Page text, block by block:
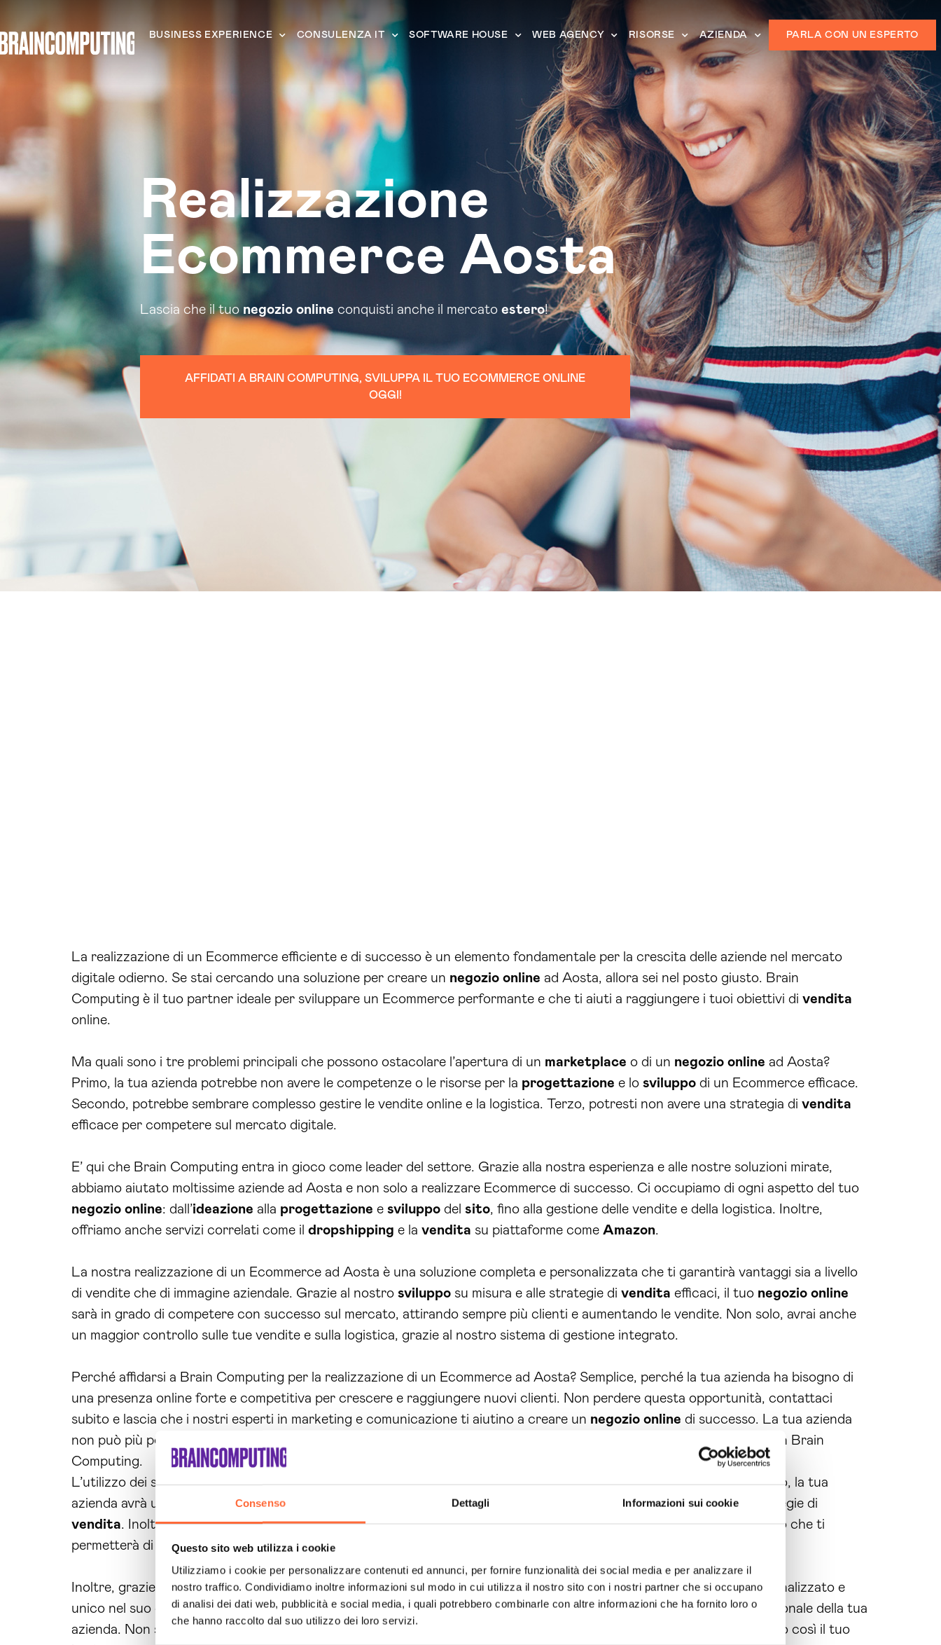
Consenso Dettagli Informazioni sui cookie
Questo sito web utilizza i cookie
Utilizziamo i cookie per personalizzare contenuti ed annunci, per fornire funzionalità dei social media e per analizzare il
nostro traffico. Condividiamo inoltre informazioni sul modo in cui utilizza il nostro sito con i nostri partner che si occupano
di analisi dei dati web, pubblicità e social media, i quali potrebbero combinarle con altre informazioni che ha fornito loro o
che hanno raccolto dal suo utilizzo dei loro servizi.
BUSINESS EXPERIENCE CONSULENZA IT SOFTWARE HOUSE WEB AGENCY RISORSE AZIENDA PARLA CON UN ESPERTO
Realizzazione
Ecommerce Aosta
Lascia che il tuo negozio online conquisti anche il mercato estero!
AFFIDATI A BRAIN COMPUTING, SVILUPPA IL TUO ECOMMERCE ONLINE
OGGI!
La realizzazione di un Ecommerce efficiente e di successo è un elemento fondamentale per la crescita delle aziende nel mercato
digitale odierno. Se stai cercando una soluzione per creare un negozio online ad Aosta, allora sei nel posto giusto. Brain
Computing è il tuo partner ideale per sviluppare un Ecommerce performante e che ti aiuti a raggiungere i tuoi obiettivi di vendita
online.
Ma quali sono i tre problemi principali che possono ostacolare l’apertura di un marketplace o di un negozio online ad Aosta?
Primo, la tua azienda potrebbe non avere le competenze o le risorse per la progettazione e lo sviluppo di un Ecommerce efficace.
Secondo, potrebbe sembrare complesso gestire le vendite online e la logistica. Terzo, potresti non avere una strategia di vendita
efficace per competere sul mercato digitale.
E’ qui che Brain Computing entra in gioco come leader del settore. Grazie alla nostra esperienza e alle nostre soluzioni mirate,
abbiamo aiutato moltissime aziende ad Aosta e non solo a realizzare Ecommerce di successo. Ci occupiamo di ogni aspetto del tuo
negozio online: dall’ideazione alla progettazione e sviluppo del sito, fino alla gestione delle vendite e della logistica. Inoltre,
offriamo anche servizi correlati come il dropshipping e la vendita su piattaforme come Amazon.
La nostra realizzazione di un Ecommerce ad Aosta è una soluzione completa e personalizzata che ti garantirà vantaggi sia a livello
di vendite che di immagine aziendale. Grazie al nostro sviluppo su misura e alle strategie di vendita efficaci, il tuo negozio online
sarà in grado di competere con successo sul mercato, attirando sempre più clienti e aumentando le vendite. Non solo, avrai anche
un maggior controllo sulle tue vendite e sulla logistica, grazie al nostro sistema di gestione integrato.
Perché affidarsi a Brain Computing per la realizzazione di un Ecommerce ad Aosta? Semplice, perché la tua azienda ha bisogno di
una presenza online forte e competitiva per crescere e raggiungere nuovi clienti. Non perdere questa opportunità, contattaci
subito e lascia che i nostri esperti in marketing e comunicazione ti aiutino a creare un negozio online di successo. La tua azienda
non può più permettersi di rimanere indietro nel mondo Ecommerce, richiedi subito una consulenza personalizzata con Brain
Computing.
L’utilizzo dei servizi di realizzazione ecommerce offerti da Brain Computing ti garantirà numerosi benefici. Innanzitutto, la tua
azienda avrà un vantaggio competitivo sul mercato digitale, grazie a un Ecommerce efficace e in linea con le tue strategie di
vendita. Inoltre, avrai un maggior controllo sulle vendite e sulla logistica, grazie al nostro sistema di gestione integrato che ti
permetterà di monitorare e analizzare i dati delle vendite in tempo reale.
Inoltre, grazie all’esperienza e alle competenze dei nostri esperti, avrai un Ecommerce ad Aosta completamente personalizzato e
unico nel suo genere. Questo ti permetterà di differenziarti dalla concorrenza e di creare un’immagine forte e professionale della tua
azienda. Non solo, grazie alla nostra collaborazione con
, espandendo così il tuo